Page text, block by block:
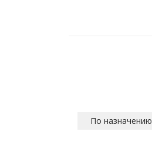
По назначению